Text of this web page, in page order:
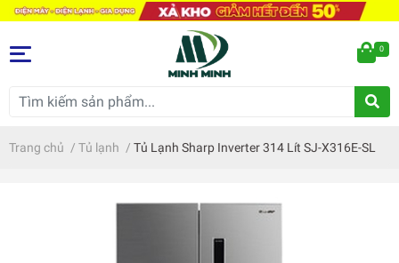
0
Trang chủ / Tủ lạnh / Tủ Lạnh Sharp Inverter 314 Lít SJ-X316E-SL